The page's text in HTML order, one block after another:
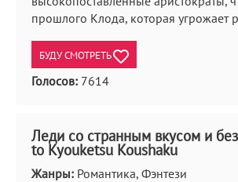
прошлого Клода, которая угрожает
БУДУ СМОТРЕТЬ
Голосов: 7614
Леди со странным вкусом и
to Kyouketsu Koushaku
Жанры: Романтика, Фэнтези